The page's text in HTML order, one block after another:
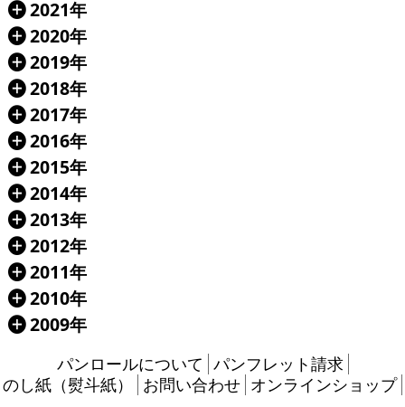
Á 2021年
Á 2020年
Á 2019年
Á 2018年
Á 2017年
Á 2016年
Á 2015年
Á 2014年
Á 2013年
Á 2012年
Á 2011年
Á 2010年
Á 2009年
パンロールについて パンフレット請求
のし紙（熨斗紙）
お問い合わせ オンラインショップ